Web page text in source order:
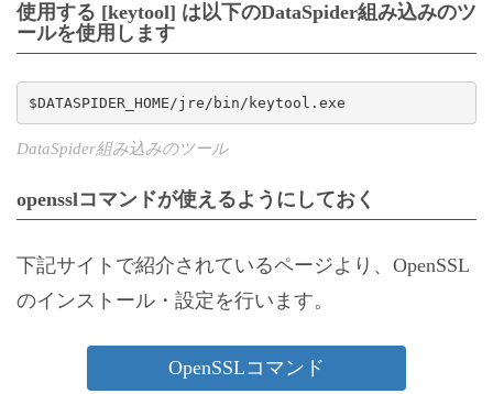
使用する [keytool] は以下のDataSpider組み込みのツ
ールを使用します
$DATASPIDER_HOME/jre/bin/keytool.exe
DataSpider組み込みのツール
opensslコマンドが使えるようにしておく
下記サイトで紹介されているページより、OpenSSL
のインストール・設定を行います。
OpenSSLコマンド